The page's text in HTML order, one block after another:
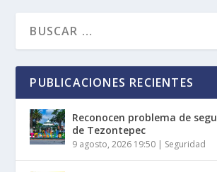
PUBLICACIONES RECIENTES
Reconocen problema de
de Tezontepec
9 agosto, 2026 19:50 | Seguridad